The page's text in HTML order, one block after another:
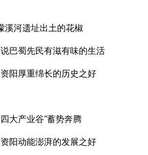
溪河遗址出土的花椒
巴蜀先民有滋有味的生活
阳厚重绵长的历史之好
四大产业谷”蓄势奔腾
阳动能澎湃的发展之好